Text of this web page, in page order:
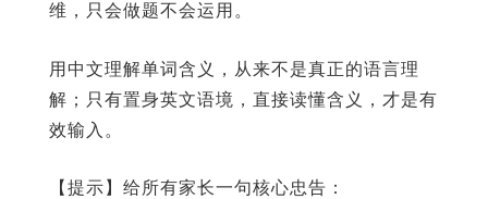
维，只会做题不会运用。
用中文理解单词含义，从来不是真正的语言理
解；只有置身英文语境，直接读懂含义，才是有
效输入。
【提示】给所有家长一句核心忠告：